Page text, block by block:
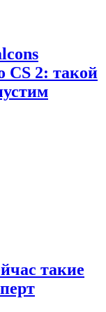
CS 2: такой
такие